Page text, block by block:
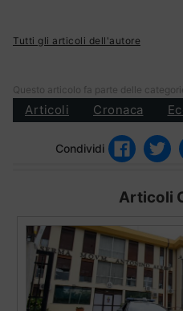
Tutti gli articoli dell'autore
Questo articolo fa parte delle
Articoli Cronaca
Condividi
Articoli